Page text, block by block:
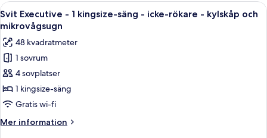
havsutsikt
kingsize-
säng
kylskåp
havsutsikt
Öppna
alla
foton
för
Svit
Executive
-
1
kingsize-
säng
Ett hotellrum med en säng, ett
10
Svit Executive - 1 kingsize-säng - icke-rökare - kylskåp och
mikrovågsugn
48 kvadratmeter
1 sovrum
4 sovplatser
1 kingsize-säng
Gratis wi-fi
Mer information
Mer